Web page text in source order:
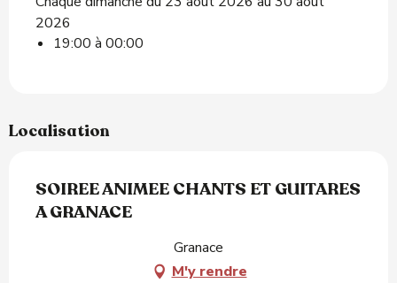
2026
19:00 à 00:00
Localisation
SOIREE ANIMEE CHANTS ET GUITARES
A GRANACE
Granace
M'y rendre